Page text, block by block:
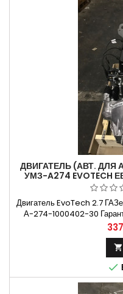
ДВИГАТЕЛЬ (АВТ. ДЛЯ
УМЗ-A274
Двигатель EvoTech 2.7
А-274-1000402-30
расчет, оплата банковской
упаковке
НЕКСТ и ГАЗель Бизнес
2705, 27057, 3221,

